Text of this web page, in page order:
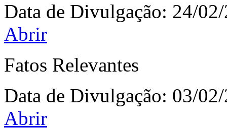
Data de Divulgação: 24/
Abrir
Fatos Relevantes
Data de Divulgação: 03/
Abrir